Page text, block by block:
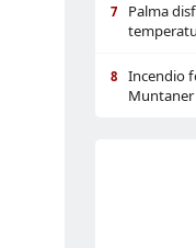
7
Palma
8
Incendio
Muntaner